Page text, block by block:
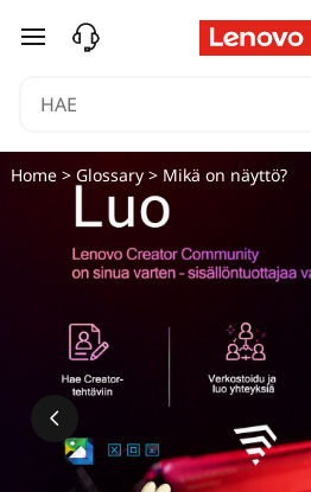
siirry pääsisältöön
Home> Glossary> Mikä on näyttö?